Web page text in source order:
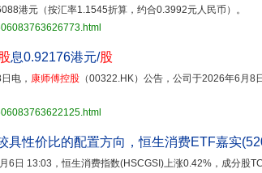
港元（按汇率1.1545折算，约合0.3992元人民币）。
股息0.92176港元/股
电， 康师傅控股 （00322.HK）公告，公司于2026年6月8
具性价比的配置方向，恒生消费ETF嘉实
6日 13:03，恒生消费指数(HSCGSI)上涨0.42%，成分股